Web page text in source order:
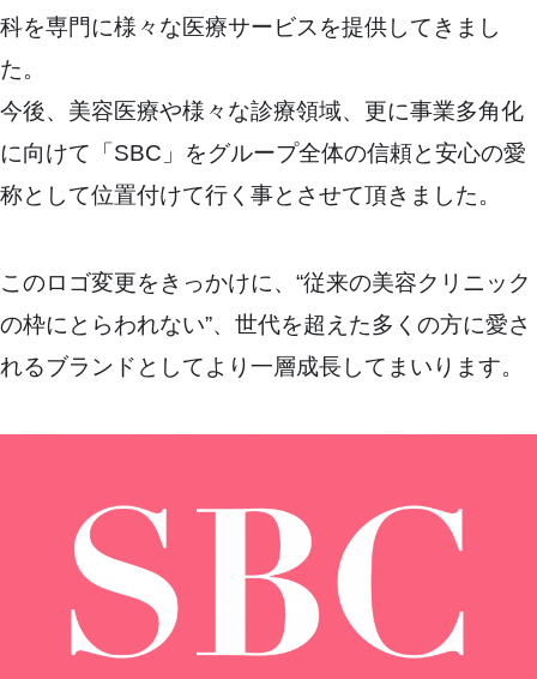
科を専門に様々な医療サービスを提供してきまし
た。
今後、美容医療や様々な診療領域、更に事業多角化
に向けて「SBC」をグループ全体の信頼と安心の愛
称として位置付けて行く事とさせて頂きました。
このロゴ変更をきっかけに、“従来の美容クリニック
の枠にとらわれない”、世代を超えた多くの方に愛さ
れるブランドとしてより一層成長してまいります。